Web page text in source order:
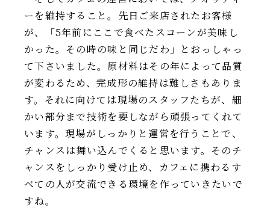
ーを維持すること。先日ご来店されたお客様
が、「5年前にここで食べたスコーンが美味し
かった。その時の味と同じだわ」とおっしゃっ
て下さいました。原材料はその年によって品質
が変わるため、完成形の維持は難しさもありま
す。それに向けては現場のスタッフたちが、細
かい部分まで技術を要しながら頑張ってくれて
います。現場がしっかりと運営を行うことで、
チャンスは舞い込んでくると思います。そのチ
ャンスをしっかり受け止め、カフェに携わるす
べての人が交流できる環境を作っていきたいで
すね。